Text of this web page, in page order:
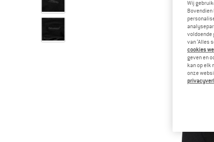
Wij
voldoende
van ‘Alles
cookies
geven en
kan op elk
onze